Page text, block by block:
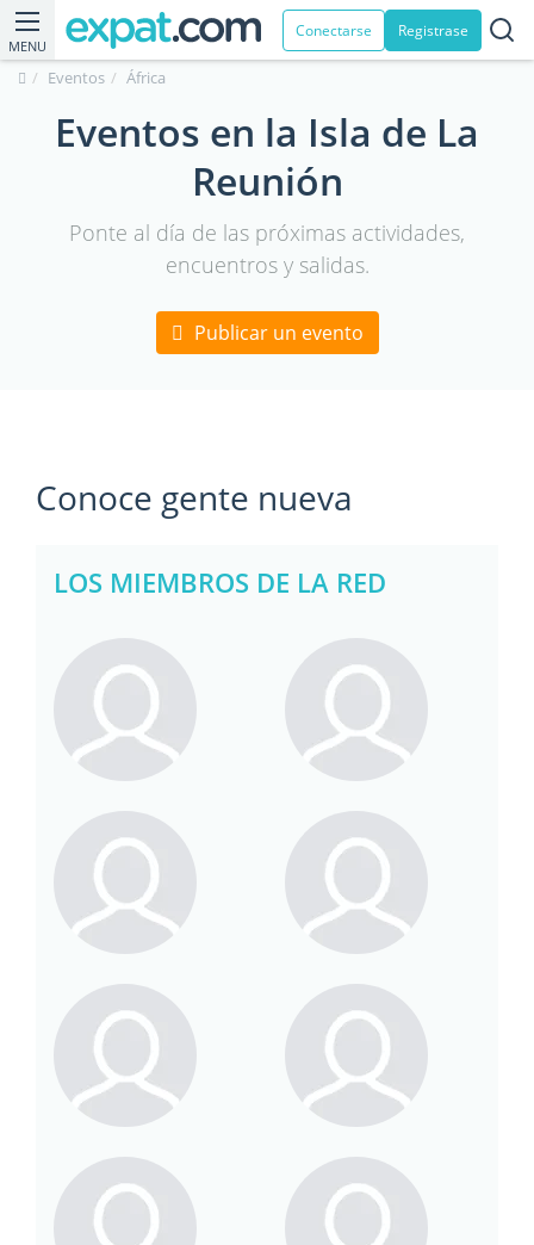
MENU
Conectarse Registrase
Eventos África
Eventos en la Isla de La
Reunión
Ponte al día de las próximas actividades,
encuentros y salidas.
Publicar un evento
Conoce gente nueva
LOS MIEMBROS DE LA RED